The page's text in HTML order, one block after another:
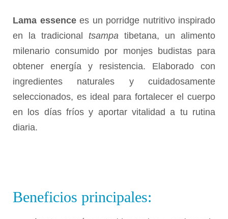
Lama essencees un porridge nutritivo inspirado
en la tradicional tsampa tibetana, un alimento
milenario consumido por monjes budistas para
obtener energía y resistencia. Elaborado con
ingredientes naturales y cuidadosamente
seleccionados, es ideal para fortalecer el cuerpo
en los días fríos y aportar vitalidad a tu rutina
diaria.
Beneficios principales: